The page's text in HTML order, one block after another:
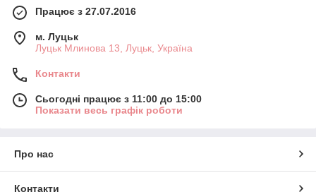
Працює з 27.07.2016
м. Луцьк
Луцьк Млинова 13, Луцьк, Україна
Контакти
Сьогодні працює з 11:00 до 15:00
Показати весь графік роботи
Про нас
Контакти